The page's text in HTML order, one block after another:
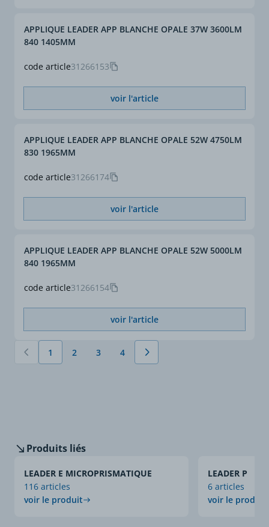
code article31266153
APPLIQUE LEADER APP BLANCHE OPALE 37W 3600LM
840 1405MM
voir l'article
code article31266174
APPLIQUE LEADER APP BLANCHE OPALE 52W 4750LM
830 1965MM
voir l'article
code article31266154
APPLIQUE LEADER APP BLANCHE OPALE 52W 5000LM
840 1965MM
voir l'article
Vous lisez actuellement la page
1 Page
2 Page
3 Page
4
Produits liés
LEADER E MICROPRISMATIQUE
116 articles
voir le produit
LEADER P
6 articles
voir le produit